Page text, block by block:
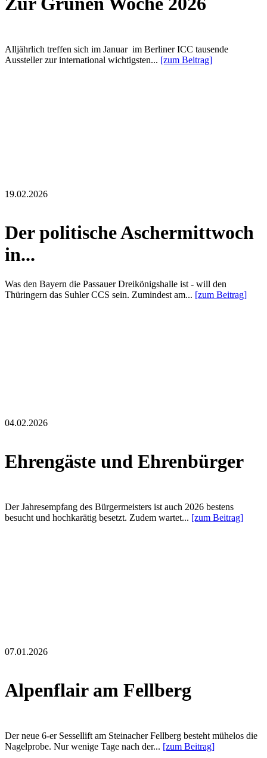
Alljährlich treffen sich im Januar im Berliner ICC tausende
Aussteller zur international wichtigsten... [zum Beitrag]
19.02.2026
Der politische Aschermittwoch
in...
Was den Bayern die Passauer Dreikönigshalle ist - will den
Thüringern das Suhler CCS sein. Zumindest am... [zum Beitrag]
04.02.2026
Ehrengäste und Ehrenbürger
Der Jahresempfang des Bürgermeisters ist auch 2026 bestens
besucht und hochkarätig besetzt. Zudem wartet... [zum Beitrag]
07.01.2026
Alpenflair am Fellberg
Der neue 6-er Sessellift am Steinacher Fellberg besteht mühelos die
Nagelprobe. Nur wenige Tage nach der... [zum Beitrag]